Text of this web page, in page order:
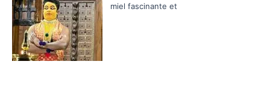
miel fascinante et